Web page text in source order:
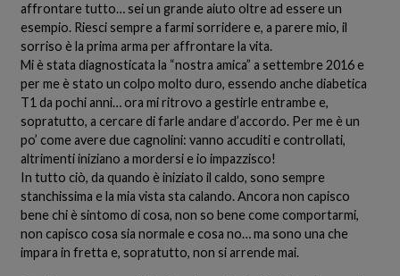
affrontare tutto… sei un grande aiuto oltre ad essere un
esempio. Riesci sempre a farmi sorridere e, a parere mio, il
sorriso è la prima arma per affrontare la vita.
Mi è stata diagnosticata la “nostra amica” a settembre 2016 e
per me è stato un colpo molto duro, essendo anche diabetica
T1 da pochi anni… ora mi ritrovo a gestirle entrambe e,
sopratutto, a cercare di farle andare d’accordo. Per me è un
po’ come avere due cagnolini: vanno accuditi e controllati,
altrimenti iniziano a mordersi e io impazzisco!
In tutto ciò, da quando è iniziato il caldo, sono sempre
stanchissima e la mia vista sta calando. Ancora non capisco
bene chi è sintomo di cosa, non so bene come comportarmi,
non capisco cosa sia normale e cosa no… ma sono una che
impara in fretta e, sopratutto, non si arrende mai.